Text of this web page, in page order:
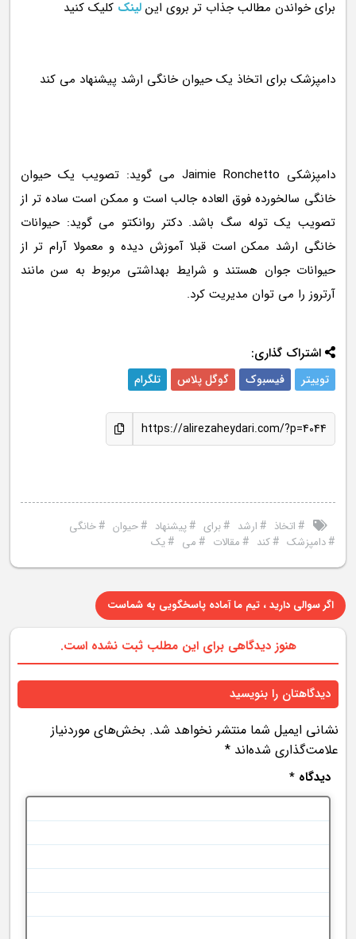
برای خواندن مطالب جذاب تر بروی اینلینک کلیک کنید
دامپزشکی Jaimie Ronchetto می گوید: تصویب یک حیوان
خانگی سالخورده فوق العاده جالب است و ممکن است ساده تر از
تصویب یک توله سگ باشد. دکتر روانکتو می گوید: حیوانات
خانگی ارشد ممکن است قبلا آموزش دیده و معمولا آرام تر از
حیوانات جوان هستند و شرایط بهداشتی مربوط به سن مانند
آرتروز را می توان مدیریت کرد.
اشتراک گذاری:
توییتر فیسبوک گوگل پلاس تلگرام
https://alirezaheydari.com/?p=4044
#اتخاذ #ارشد #برای #پیشنهاد #حیوان #خانگی
#دامپزشک #کند #مقالات #می #یک
اگر سوالی دارید ، تیم ما آماده پاسخگویی به شماست
هنوز دیدگاهی برای این مطلب ثبت نشده است.
دیدگاهتان را بنویسید
نشانی ایمیل شما منتشر نخواهد شد. بخش‌های موردنیاز
علامت‌گذاری شده‌اند *
دیدگاه *